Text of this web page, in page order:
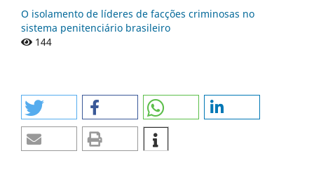
O isolamento de líderes de facções criminosas no
sistema penitenciário brasileiro
144